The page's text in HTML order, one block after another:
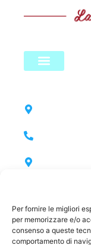
Per fornire le migliori
per memorizzare e/o
consenso a queste
comportamento di
0571
Sede